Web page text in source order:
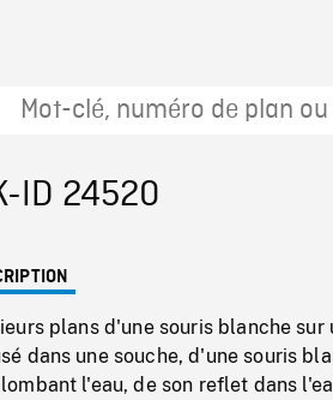
ID 24520
plans d'une souris blanche
dans une souche, d'une souris
l'eau, de son reflet dans